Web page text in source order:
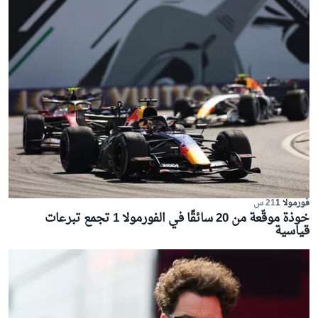
فورمولا 1 21 س
خوذة موقّعة من 20 سائقًا في الفورمولا 1 تجمع تبرعات
قياسية